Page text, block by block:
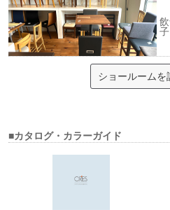
ショールームを
■カタログ・カラーガイド